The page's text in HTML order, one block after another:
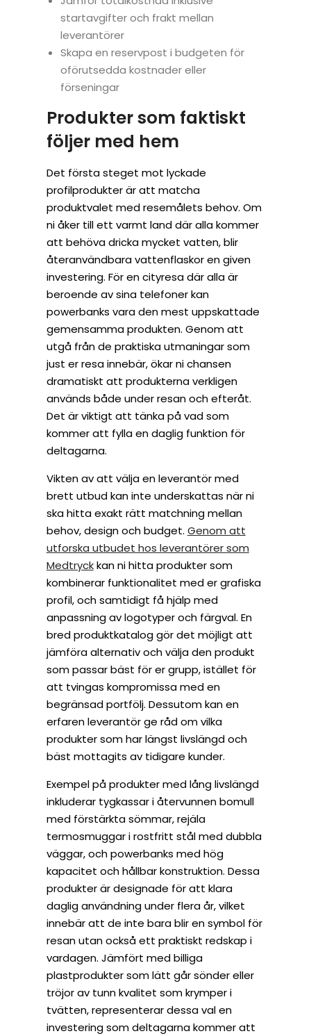
startavgifter och frakt mellan
leverantörer
Skapa en reservpost i budgeten för
oförutsedda kostnader eller
förseningar
Produkter som faktiskt
följer med hem
Det första steget mot lyckade
profilprodukter är att matcha
produktvalet med resemålets behov. Om
ni åker till ett varmt land där alla kommer
att behöva dricka mycket vatten, blir
återanvändbara vattenflaskor en given
investering. För en cityresa där alla är
beroende av sina telefoner kan
powerbanks vara den mest uppskattade
gemensamma produkten. Genom att
utgå från de praktiska utmaningar som
just er resa innebär, ökar ni chansen
dramatiskt att produkterna verkligen
används både under resan och efteråt.
Det är viktigt att tänka på vad som
kommer att fylla en daglig funktion för
deltagarna.
Vikten av att välja en leverantör med
brett utbud kan inte underskattas när ni
ska hitta exakt rätt matchning mellan
behov, design och budget. Genom att
utforska utbudet hos leverantörer som
Medtryckkan ni hitta produkter som
kombinerar funktionalitet med er grafiska
profil, och samtidigt få hjälp med
anpassning av logotyper och färgval. En
bred produktkatalog gör det möjligt att
jämföra alternativ och välja den produkt
som passar bäst för er grupp, istället för
att tvingas kompromissa med en
begränsad portfölj. Dessutom kan en
erfaren leverantör ge råd om vilka
produkter som har längst livslängd och
bäst mottagits av tidigare kunder.
Exempel på produkter med lång livslängd
inkluderar tygkassar i återvunnen bomull
med förstärkta sömmar, rejäla
termosmuggar i rostfritt stål med dubbla
väggar, och powerbanks med hög
kapacitet och hållbar konstruktion. Dessa
produkter är designade för att klara
daglig användning under flera år, vilket
innebär att de inte bara blir en symbol för
resan utan också ett praktiskt redskap i
vardagen. Jämfört med billiga
plastprodukter som lätt går sönder eller
tröjor av tunn kvalitet som krymper i
tvätten, representerar dessa val en
investering som deltagarna kommer att